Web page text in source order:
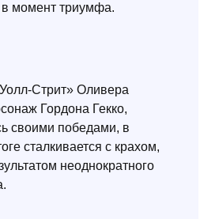
в момент триумфа.
Стрит» Оливера
Гордона Гекко,
своими победами, в
сталкивается с крахом,
неоднократного